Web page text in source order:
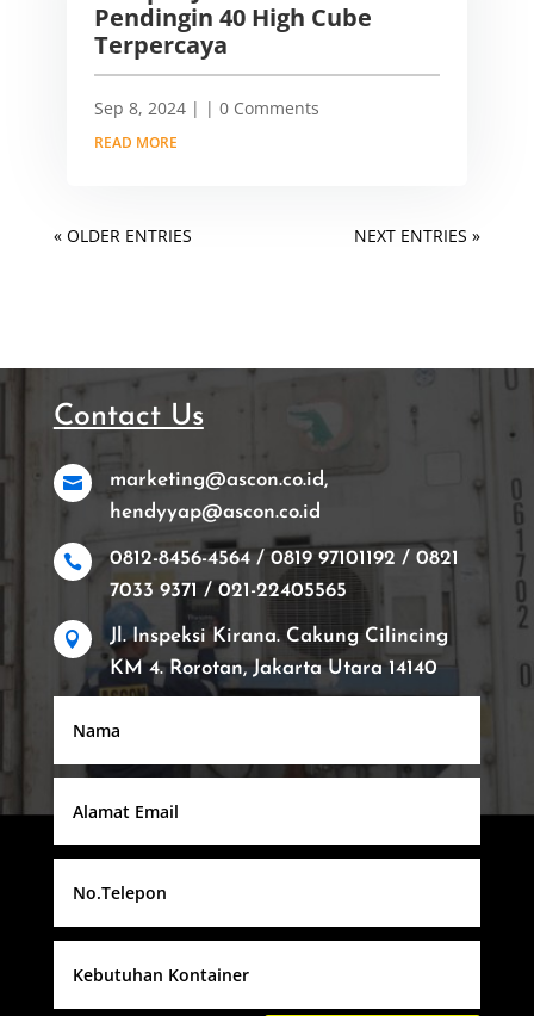
Pendingin 40 High Cube
Terpercaya
Sep 8, 2024| | 0 Comments
READ MORE
« OLDER ENTRIES NEXT ENTRIES »
Contact Us

marketing@ascon.co.id,
hendyyap@ascon.co.id

0812-8456-4564 / 0819 97101192 / 0821
7033 9371 / 021-22405565

Jl. Inspeksi Kirana. Cakung Cilincing
KM 4. Rorotan, Jakarta Utara 14140